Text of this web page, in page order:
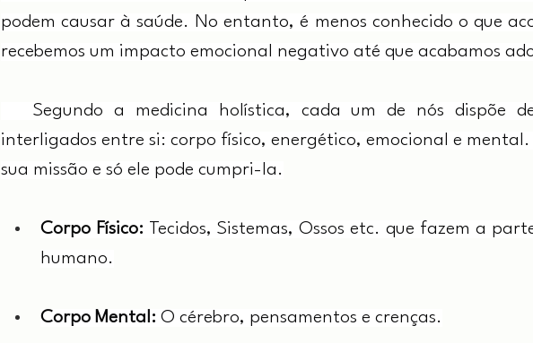
podem causar à saúde. No entanto, é menos conhecido o que
recebemos um impacto emocional negativo até que acabamos
Segundo a medicina holística, cada um de nós dispõe
interligados entre si: corpo físico, energético, emocional e
sua missão e só ele pode cumpri-la.
Corpo Físico: Tecidos, Sistemas, Ossos etc. que fazem a
humano.
Corpo Mental: O cérebro, pensamentos e crenças.